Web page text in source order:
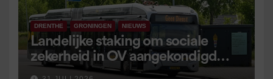
DRENTHE GRONINGEN NIEUWS
Landelijke staking om sociale
zekerheid in OV aangekondigd
voor 9 september